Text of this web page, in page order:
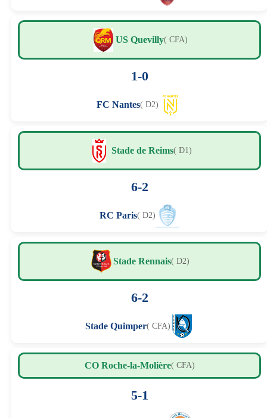
US Quevilly( CFA)
1-0
FC Nantes( D2)
Stade de Reims( D1)
6-2
RC Paris( D2)
Stade Rennais( D2)
6-2
Stade Quimper( CFA)
CO Roche-la-Molière( CFA)
5-1